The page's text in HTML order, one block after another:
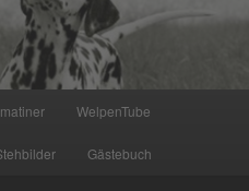
WelpenTube
Gästebuch